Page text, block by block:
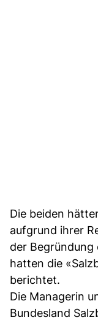
Die beiden
aufgrund ihrer
der Begründung
hatten die
berichtet.
Die Managerin
Bundesland